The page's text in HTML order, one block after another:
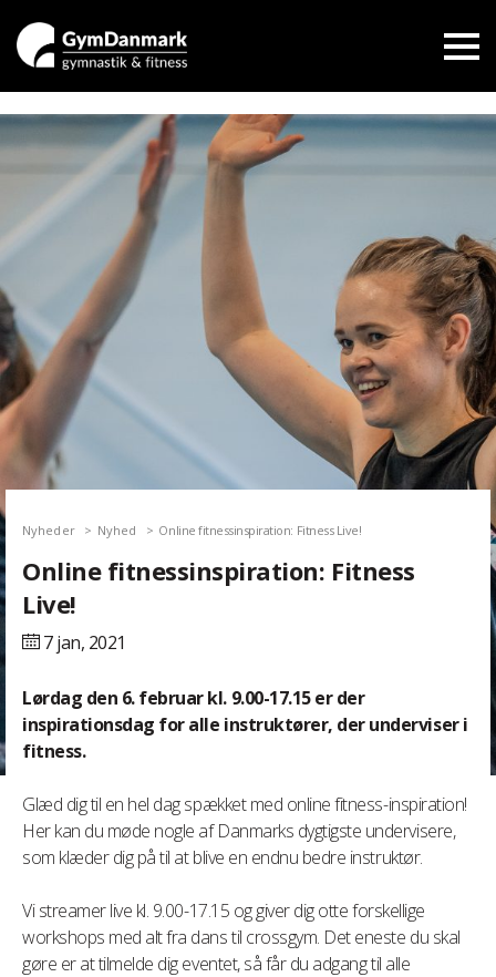
Nyheder Nyhed Online fitnessinspiration: Fitness Live!
Online fitnessinspiration: Fitness
Live!
7 jan, 2021
Lørdag den 6. februar kl. 9.00-17.15 er der
inspirationsdag for alle instruktører, der underviser i
fitness.
Glæd dig til en hel dag spækket med online fitness-inspiration!
Her kan du møde nogle af Danmarks dygtigste undervisere,
som klæder dig på til at blive en endnu bedre instruktør.
Vi streamer live kl. 9.00-17.15 og giver dig otte forskellige
workshops med alt fra dans til crossgym. Det eneste du skal
gøre er at tilmelde dig eventet, så får du adgang til alle